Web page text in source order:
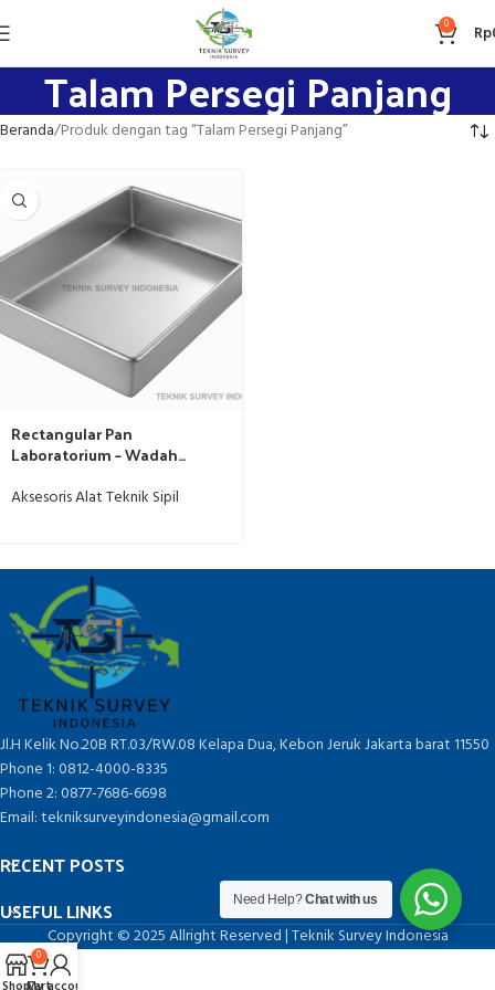
0 Rp
Talam Persegi Panjang
Beranda Produk dengan tag “Talam Persegi Panjang”
Rectangular Pan
Laboratorium – Wadah
Aksesoris Alat Teknik Sipil
Jl.H Kelik No.20B RT.03/RW.08 Kelapa Dua, Kebon Jeruk Jakarta barat 11550
Phone 1: 0812-4000-8335
Phone 2: 0877-7686-6698
Email: tekniksurveyindonesia@gmail.com
RECENT POSTS
USEFUL LINKS
Copyright © 2025 Allright Reserved | Teknik Survey Indonesia
Need Help?Chat with us
0